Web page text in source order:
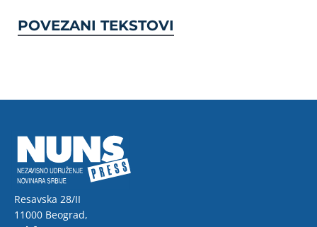
POVEZANI TEKSTOVI
Resavska 28/II
11000 Beograd,